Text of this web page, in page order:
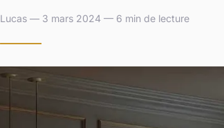
Lucas — 3 mars 2024 — 6 min de lecture